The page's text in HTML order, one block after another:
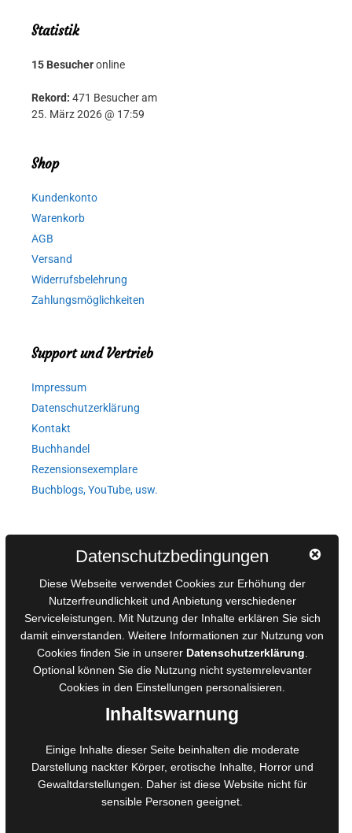
Statistik
15 Besucheronline
Rekord: 471 Besucher am
25. März 2026 @ 17:59
Shop
Kundenkonto
Warenkorb
AGB
Versand
Widerrufsbelehrung
Zahlungsmöglichkeiten
Support und Vertrieb
Impressum
Datenschutzerklärung
Kontakt
Buchhandel
Rezensionsexemplare
Buchblogs, YouTube, usw.
AGB für Medienprojekte
Online-Artikel
Manuskripte einreichen
Ausschreibungen
Belegexemplare
Eigenbedarfsexemplare
Foto- und Bildbearbeitung
Fotorestauration
Creative Artwork
Datenschutzbedingungen
Diese Webseite verwendet Cookies zur Erhöhung der
Nutzerfreundlichkeit und Anbietung verschiedener
Serviceleistungen. Mit Nutzung der Inhalte erklären Sie sich
damit einverstanden. Weitere Informationen zur Nutzung von
Cookies finden Sie in unserer Datenschutzerklärung
Optional können Sie die Nutzung nicht systemrelevanter
Cookies in den Einstellungen personalisieren.
Inhaltswarnung
Einige Inhalte dieser Seite beinhalten die moderate
Darstellung nackter Körper, erotische Inhalte, Horror und
Gewaltdarstellungen. Daher ist diese Website nicht für
sensible Personen geeignet.